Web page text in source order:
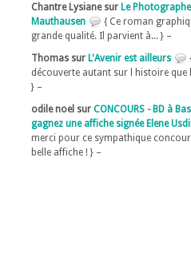
Chantre Lysiane sur Le
Mauthausen
{ Ce roman
grande qualité. Il parvient à... } –
Thomas sur L'Avenir est ailleurs
découverte autant sur l histoire que
} –
odile noel sur CONCOURS - BD à
gagnez une affiche signée Elene
merci pour ce sympathique
belle affiche ! } –